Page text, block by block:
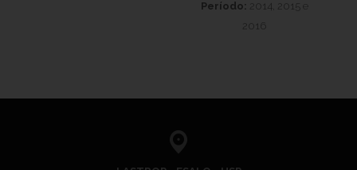
Período: 2014, 2015 e
2016